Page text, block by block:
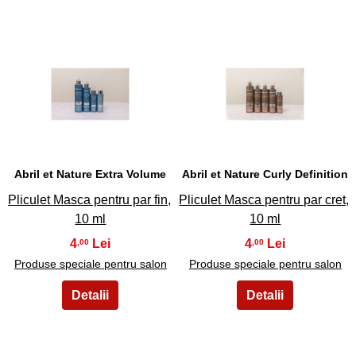
7
Abril et Nature Extra Volume
Pliculet Masca pentru par fin,
10 ml
4,00
Produse speciale pentru salon
8
Abril et Nature Curly Definition
Pliculet Masca pentru par cret,
10 ml
4,00
Produse speciale pentru salon